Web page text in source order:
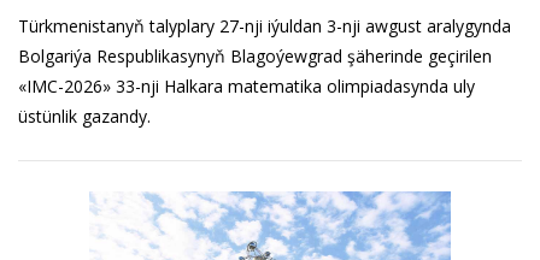
Türkmenistanyň talyplary 27-nji iýuldan 3-nji awgust aralygynda
Bolgariýa Respublikasynyň Blagoýewgrad şäherinde geçirilen
«IMC-2026» 33-nji Halkara matematika olimpiadasynda uly
üstünlik gazandy.